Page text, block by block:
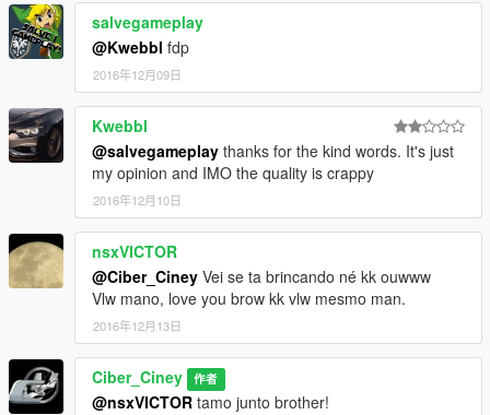
salvegameplay
@Kwebbl fdp
2016年12月09日
Kwebbl
@salvegameplay thanks for the kind words. It's just
my opinion and IMO the quality is crappy
2016年12月10日
nsxVICTOR
@Ciber_Ciney Vei se ta brincando né kk ouwww
Vlw mano, love you brow kk vlw mesmo man.
2016年12月13日
Ciber_Ciney 作者
@nsxVICTOR tamo junto brother!